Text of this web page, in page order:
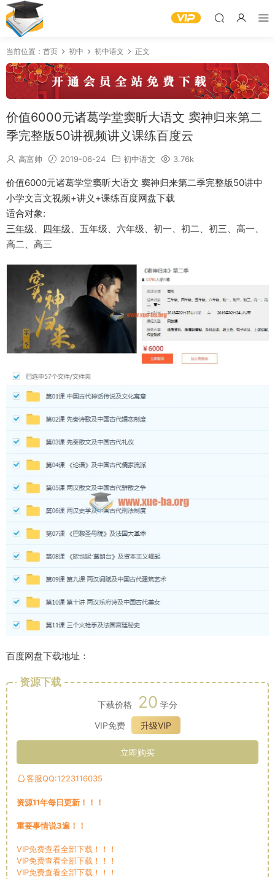
当前位置： 首页 初中 初中语文 正文
价值6000元诸葛学堂窦昕大语文 窦神归来第二
季完整版50讲视频讲义课练百度云
高富帅 2019-06-24 初中语文 3.76k
价值6000元诸葛学堂窦昕大语文 窦神归来第二季完整版50讲中
小学文言文视频+讲义+课练百度网盘下载
适合对象:
三年级、 四年级、五年级、六年级、初一、初二、初三、高一、
高二、高三
百度网盘下载地址：
资源下载
下载价格 20 学分
VIP免费
升级VIP
立即购买
客服QQ:1223116035
资源11年每日更新！！！
重要事情说3遍！！
VIP免费查看全部下载！！！
VIP免费查看全部下载！！！
VIP免费查看全部下载！！！